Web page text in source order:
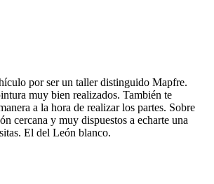
por ser un taller distinguido Mapfre.
muy bien realizados. También te
a la hora de realizar los partes. Sobre
cercana y muy dispuestos a echarte una
El del León blanco.